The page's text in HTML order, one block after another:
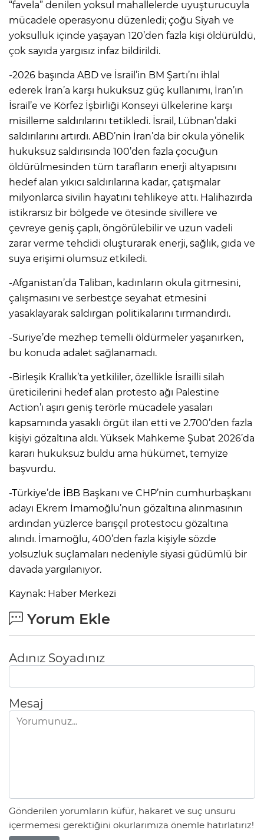
“favela” denilen yoksul mahallelerde uyuşturucuyla
mücadele operasyonu düzenledi; çoğu Siyah ve
yoksulluk içinde yaşayan 120’den fazla kişi öldürüldü,
çok sayıda yargısız infaz bildirildi.
-2026 başında ABD ve İsrail’in BM Şartı’nı ihlal
ederek İran’a karşı hukuksuz güç kullanımı, İran’ın
İsrail’e ve Körfez İşbirliği Konseyi ülkelerine karşı
misilleme saldırılarını tetikledi. İsrail, Lübnan’daki
saldırılarını artırdı. ABD’nin İran’da bir okula yönelik
hukuksuz saldırısında 100’den fazla çocuğun
öldürülmesinden tüm tarafların enerji altyapısını
hedef alan yıkıcı saldırılarına kadar, çatışmalar
milyonlarca sivilin hayatını tehlikeye attı. Halihazırda
istikrarsız bir bölgede ve ötesinde sivillere ve
çevreye geniş çaplı, öngörülebilir ve uzun vadeli
zarar verme tehdidi oluşturarak enerji, sağlık, gıda ve
suya erişimi olumsuz etkiledi.
-Afganistan’da Taliban, kadınların okula gitmesini,
çalışmasını ve serbestçe seyahat etmesini
yasaklayarak saldırgan politikalarını tırmandırdı.
-Suriye’de mezhep temelli öldürmeler yaşanırken,
bu konuda adalet sağlanamadı.
-Birleşik Krallık’ta yetkililer, özellikle İsrailli silah
üreticilerini hedef alan protesto ağı Palestine
Action’ı aşırı geniş terörle mücadele yasaları
kapsamında yasaklı örgüt ilan etti ve 2.700’den fazla
kişiyi gözaltına aldı. Yüksek Mahkeme Şubat 2026’da
kararı hukuksuz buldu ama hükümet, temyize
başvurdu.
-Türkiye’de İBB Başkanı ve CHP’nin cumhurbaşkanı
adayı Ekrem İmamoğlu’nun gözaltına alınmasının
ardından yüzlerce barışçıl protestocu gözaltına
alındı. İmamoğlu, 400’den fazla kişiyle sözde
yolsuzluk suçlamaları nedeniyle siyasi güdümlü bir
davada yargılanıyor.
Kaynak: Haber Merkezi
Yorum Ekle
Adınız Soyadınız
Mesaj
Gönderilen yorumların küfür, hakaret ve suç unsuru
içermemesi gerektiğini okurlarımıza önemle hatırlatırız!